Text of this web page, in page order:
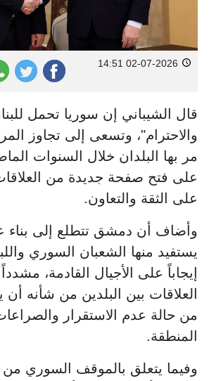
قال الشيباني إن سوريا تحمل
والاحترام"، وتسعى إلى تجاوز
مر بها البلدان خلال السنوات
على فتح صفحة جديدة من العلاقات
على الثقة والتعاون.
وأضاف أن دمشق تتطلع إلى بناء
يستفيد منها الشعبان السوري
إيجاباً على الأجيال القادمة،
العلاقات بين البلدين من شأنه
من حالة عدم الاستقرار
المنطقة.
وفيما يتعلق بالموقف السوري من